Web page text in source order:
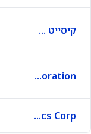
קיסייט טכנולוג׳יז
Renesas Electronics Corporation
United Microelectronics Corp.